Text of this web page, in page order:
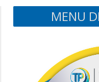
MENU